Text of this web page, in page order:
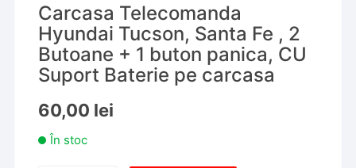
Carcasa Telecomanda
Hyundai Tucson, Santa Fe , 2
Butoane + 1 buton panica, CU
Suport Baterie pe carcasa
60,00 lei
În stoc